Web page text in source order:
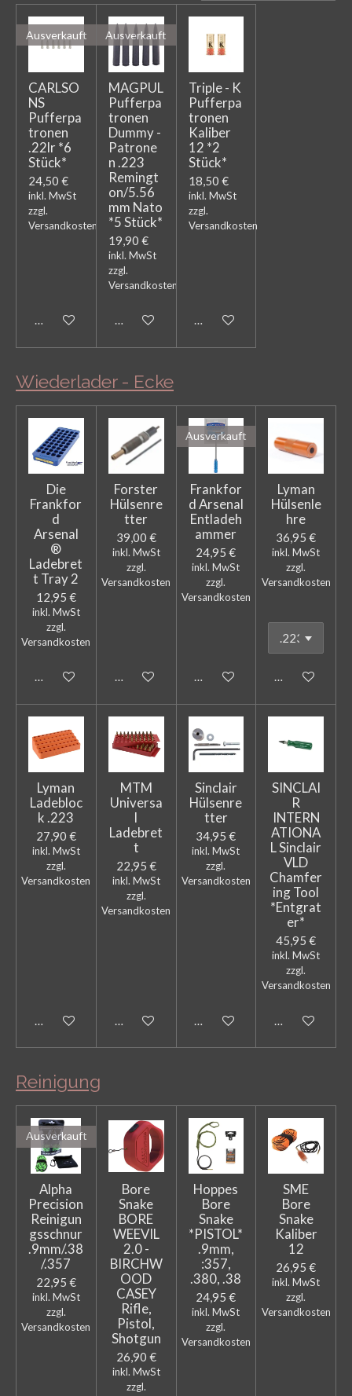
Ausverkauft
CARLSO
NS
Pufferpa
tronen
.22lr *6
Stück*
24,50 €
inkl. MwSt
zzgl.
Versandkosten
Bei Verfügbarkeit benachrichtigen
Ausverkauft
MAGPUL
Pufferpa
tronen
Dummy -
Patrone
n .223
Remingt
on/5.56
mm Nato
*5 Stück*
19,90 €
inkl. MwSt
zzgl.
Versandkosten
Bei Verfügbarkeit benachrichtigen
Triple - K
Pufferpa
tronen
Kaliber
12 *2
Stück*
18,50 €
inkl. MwSt
zzgl.
Versandkosten
In den Warenkorb
Wiederlader - Ecke
Die
Frankfor
d
Arsenal
®
Ladebret
t Tray 2
12,95 €
inkl. MwSt
zzgl.
Versandkosten
In den Warenkorb
Forster
Hülsenre
tter
39,00 €
inkl. MwSt
zzgl.
Versandkosten
In den Warenkorb
Ausverkauft
Frankfor
d Arsenal
Entladeh
ammer
24,95 €
inkl. MwSt
zzgl.
Versandkosten
Bei Verfügbarkeit
Lyman
Hülsenle
hre
36,95 €
inkl. MwSt
zzgl.
Versandkosten
In den
Lyman
Ladebloc
k .223
27,90 €
inkl. MwSt
zzgl.
Versandkosten
In den Warenkorb
MTM
Universa
l
Ladebret
t
22,95 €
inkl. MwSt
zzgl.
Versandkosten
In den Warenkorb
Sinclair
Hülsenre
tter
34,95 €
inkl. MwSt
zzgl.
Versandkosten
In den Warenkorb
SINCLAI
R
INTERN
ATIONA
L Sinclair
VLD
Chamfer
ing Tool
*Entgrat
er*
45,95 €
inkl. MwSt
zzgl.
Versandkosten
In den
Reinigung
Ausverkauft
Alpha
Precision
Reinigun
gsschnur
.9mm/.38
/.357
22,95 €
inkl. MwSt
zzgl.
Versandkosten
Bore
Snake
BORE
WEEVIL
2.0 -
BIRCHW
OOD
CASEY
Rifle,
Pistol,
Shotgun
26,90 €
inkl. MwSt
zzgl.
Hoppes
Bore
Snake
*PISTOL*
.9mm,
:357,
.380, .38
24,95 €
inkl. MwSt
zzgl.
Versandkosten
SME
Bore
Snake
Kaliber
12
26,95 €
inkl. MwSt
zzgl.
Versandkosten